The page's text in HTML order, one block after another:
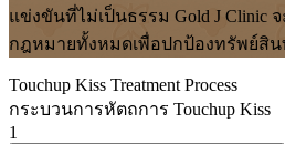
แข่งขันที่ไม่เป็นธรรม Gold J Clinic
กฎหมายทั้งหมดเพื่อปกป้องทรัพย์สิ
Touchup Kiss Treatment Process
กระบวนการหัตถการ Touchup Kiss
1